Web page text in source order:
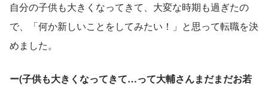
自分の子供も大きくなってきて、大変な時期も過ぎたの
で、「何か新しいことをしてみたい！」と思って転職を決
めました。
ー(子供も大きくなってきて…って大輔さんまだまだお若